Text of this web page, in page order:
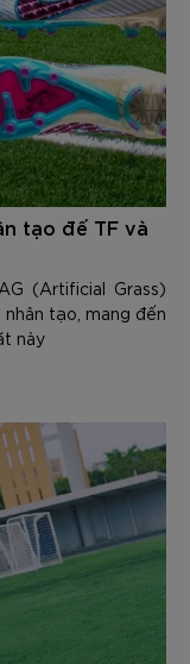
tạo đế TF và
(Artificial Grass)
tạo, mang đến
này